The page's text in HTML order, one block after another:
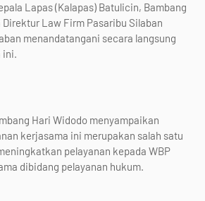
Lapas (Kalapas) Batulicin, Bambang
Law Firm Pasaribu Silaban
menandatangani secara langsung
ini.
Hari Widodo menyampaikan
kerjasama ini merupakan salah satu
pelayanan kepada WBP
dibidang pelayanan hukum.